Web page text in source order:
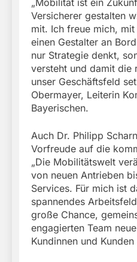
„Mobilität ist ein
Versicherer gestalten
mit. Ich freue mich,
einen Gestalter an
nur Strategie denkt,
versteht und damit die
unser Geschäftsfeld
Obermayer, Leiterin
Bayerischen.
Auch Dr. Philipp
Vorfreude auf die
„Die Mobilitätswelt
von neuen Antrieben
Services. Für mich ist
spannendes
große Chance,
engagierten Team
Kundinnen und